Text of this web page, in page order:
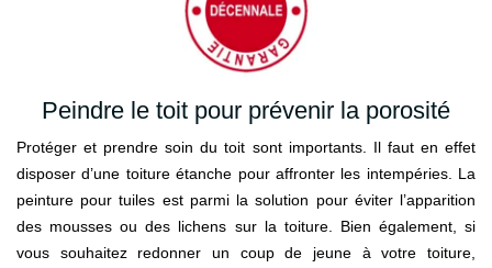
Peindre le toit pour prévenir la porosité
Protéger et prendre soin du toit sont importants. Il faut en effet
disposer d’une toiture étanche pour affronter les intempéries. La
peinture pour tuiles est parmi la solution pour éviter l’apparition
des mousses ou des lichens sur la toiture. Bien également, si
vous souhaitez redonner un coup de jeune à votre toiture,